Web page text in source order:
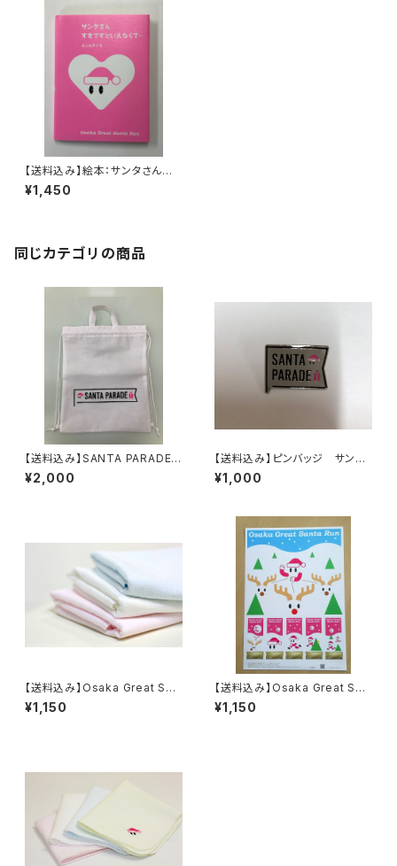
【送料込み】絵本：サンタさんすき
ですといえなくて…
¥1,450
同じカテゴリの商品
【送料込み】SANTA PARADE
オリジナル サンタリュック
¥2,000
【送料込み】ピンバッジ サンタ
パレード
¥1,000
【送料込み】Osaka Great San
ta Run フェイスタオル 泉州
タオル ガーゼタオル
¥1,150
【送料込み】Osaka Great San
ta Run記念切手
¥1,150